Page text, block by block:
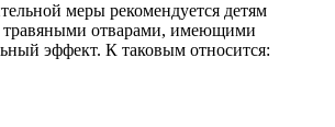
меры рекомендуется детям
отварами, имеющими
эффект. К таковым относится: